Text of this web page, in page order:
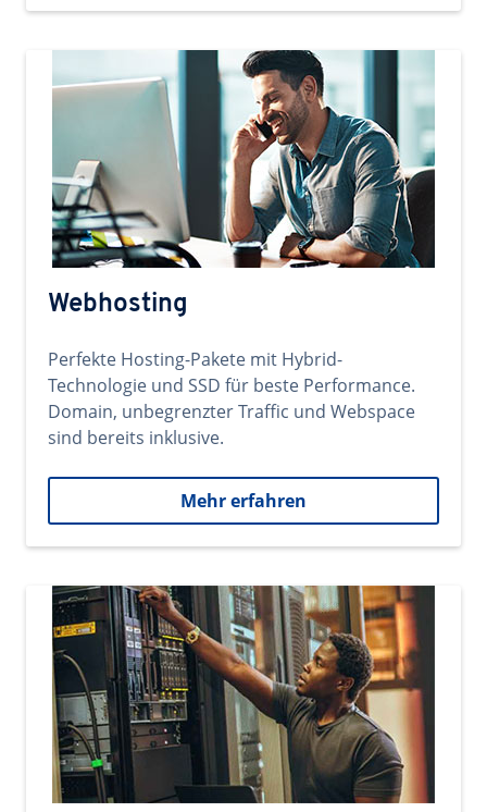
Webhosting
Perfekte Hosting-Pakete mit Hybrid-
Technologie und SSD für beste Performance.
Domain, unbegrenzter Traffic und Webspace
sind bereits inklusive.
Mehr erfahren